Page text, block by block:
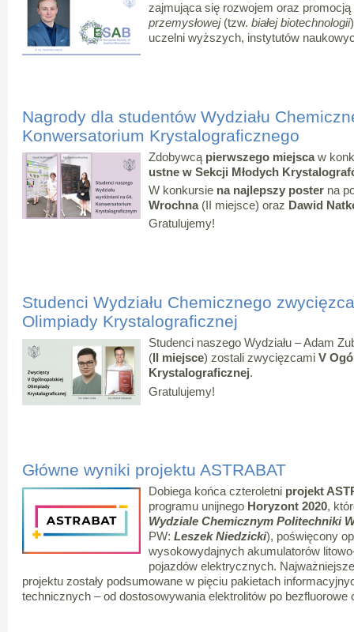
zajmująca się rozwojem oraz promocją
przemysłowej(tzw. białej biotechnologii
uczelni wyższych, instytutów
Nagrody dla studentów Wydziału
Konwersatorium Krystalograficznego
Zdobywcą pierwszego miejscaw
ustne w Sekcji Młodych
W konkursie na najlepszy poster na
Wrochna(II miejsce) oraz Dawid
Gratulujemy!
Studenci Wydziału Chemicznego
Olimpiady Krystalograficznej
Studenci naszego Wydziału – Adam
( II miejsce) zostali zwycięzcami V
Krystalograficznej.
Gratulujemy!
Główne wyniki projektu ASTRABAT
Dobiega końca czteroletni projekt
programu unijnego Horyzont 2020,
Wydziale Chemicznym Politechniki
PW: Leszek Niedzicki), poświęcony
wysokowydajnych akumulatorów
pojazdów elektrycznych.
projektu zostały podsumowane w pięciu pakietach
technicznych – od dostosowywania elektrolitów po bezfluorowe